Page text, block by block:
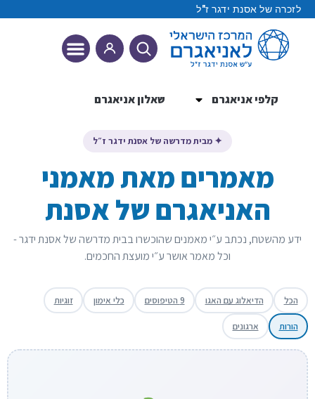
לזכרה של אסנת ידגר ז"ל
קלפי אניאגרם שאלון אניאגרם
✦ מבית מדרשה של אסנת ידגר ז״ל
מאמרים מאת מאמני
האניאגרם של אסנת
ידע מהשטח, נכתב ע״י מאמנים שהוכשרו בבית מדרשה של אסנת ידגר -
וכל מאמר אושר ע״י מועצת החכמים.
הכל הדיאלוג עם האגו 9 הטיפוסים כלי אימון זוגיות
הורות ארגונים